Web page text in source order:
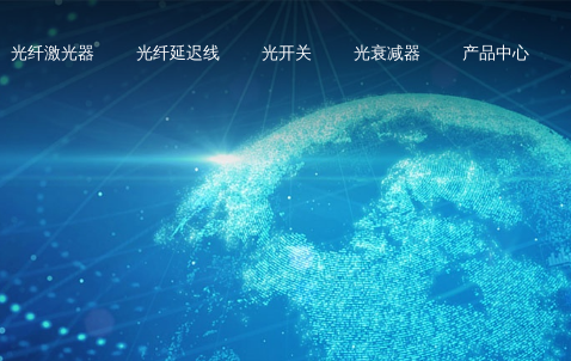
光纤激光器 光纤延迟线 光开关 光衰减器 产品中心